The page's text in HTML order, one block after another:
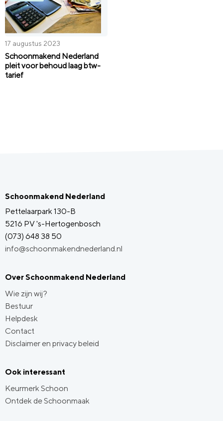
17 augustus 2023
Schoonmakend Nederland
pleit voor behoud laag btw-
tarief
Schoonmakend Nederland
Pettelaarpark 130-B
5216 PV 's-Hertogenbosch
(073) 648 38 50
info@schoonmakendnederland.nl
Over Schoonmakend Nederland
Wie zijn wij?
Bestuur
Helpdesk
Contact
Disclaimer en privacy beleid
Ook interessant
Keurmerk Schoon
Ontdek de Schoonmaak